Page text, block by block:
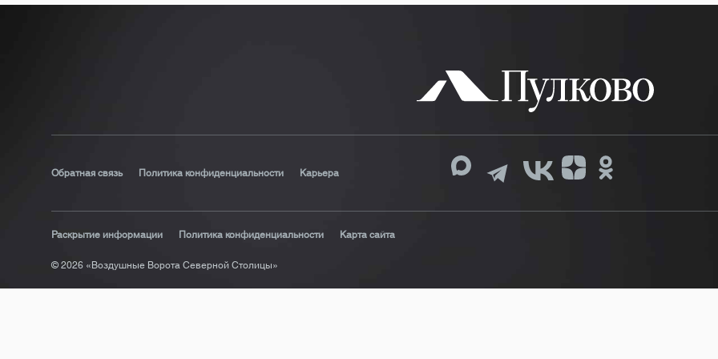
Обратная связь Политика конфиденциальности Карьера
Раскрытие информации Политика конфиденциальности Карта сайта
© 2026 «Воздушные Ворота Северной Столицы»